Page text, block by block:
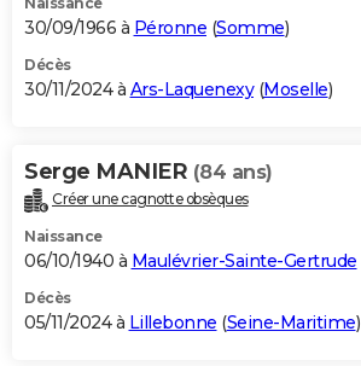
30/09/1966 à Péronne (Somme)
Décès
30/11/2024 à Ars-Laquenexy(Moselle)
Serge MANIER (84 ans)
Créer une cagnotte obsèques
Naissance
06/10/1940 à Maulévrier-Sainte-Gertrude
Décès
05/11/2024 à Lillebonne (Seine-Maritime)